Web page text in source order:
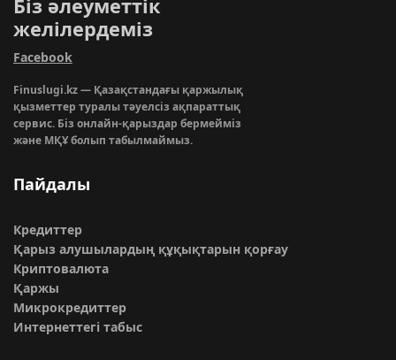
Біз әлеуметтік
желілердеміз
Facebook
Finuslugi.kz — Қазақстандағы қаржылық
қызметтер туралы тәуелсіз ақпараттық
сервис. Біз онлайн-қарыздар бермейміз
және МҚҰ болып табылмаймыз.
Пайдалы
Кредиттер
Қарыз алушылардың құқықтарын қорғау
Криптовалюта
Қаржы
Микрокредиттер
Интернеттегі табыс